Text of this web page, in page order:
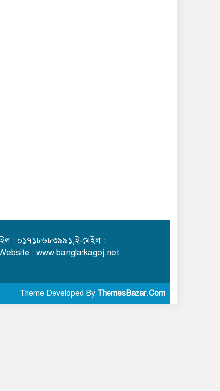
: ০১৭১৮৬৮৩৯৯১,ই-মেইল :
: www.banglarkagoj.net
Theme Developed By ThemesBazar.Com